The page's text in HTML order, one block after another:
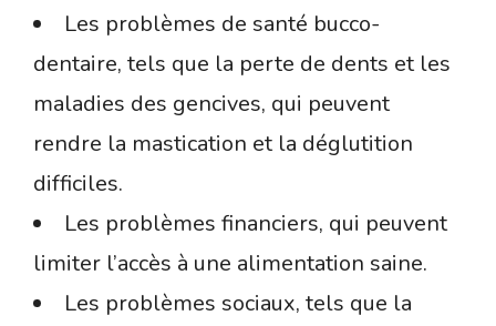
Les problèmes de santé bucco-
dentaire, tels que la perte de dents et les
maladies des gencives, qui peuvent
rendre la mastication et la déglutition
difficiles.
Les problèmes financiers, qui peuvent
limiter l’accès à une alimentation saine.
Les problèmes sociaux, tels que la